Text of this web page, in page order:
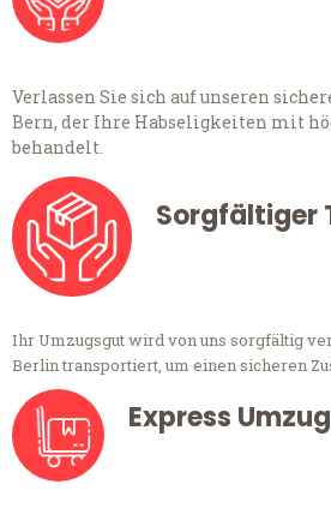
Verlassen Sie sich auf unseren
Bern, der Ihre Habseligkeiten mit
behandelt.
Sorgfältiger
Ihr Umzugsgut wird von uns sorgfältig
Berlin transportiert, um einen sicheren
Express Umzug